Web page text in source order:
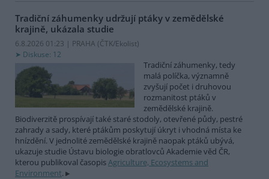
Tradiční záhumenky udržují ptáky v zemědělské
krajině, ukázala studie
6.8.2026 01:23 | PRAHA (ČTK/Ekolist)
Diskuse: 12
Tradiční záhumenky, tedy
malá políčka, významně
zvyšují počet i druhovou
rozmanitost ptáků v
zemědělské krajině.
Biodiverzitě prospívají také staré stodoly, otevřené půdy, pestré
zahrady a sady, které ptákům poskytují úkryt i vhodná místa ke
hnízdění. V jednolité zemědělské krajině naopak ptáků ubývá,
ukazuje studie Ústavu biologie obratlovců Akademie věd ČR,
kterou publikoval časopisAgriculture, Ecosystems and
Environment.